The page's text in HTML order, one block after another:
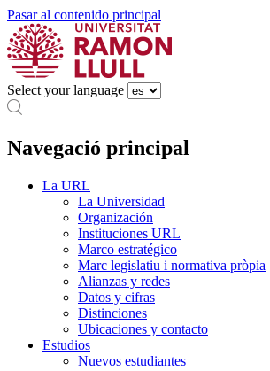
Pasar al contenido principal
Select your language
Navegació principal
La URL
La Universidad
Organización
Instituciones URL
Marco estratégico
Marc legislatiu i normativa pròpia
Alianzas y redes
Datos y cifras
Distinciones
Ubicaciones y contacto
Estudios
Nuevos estudiantes